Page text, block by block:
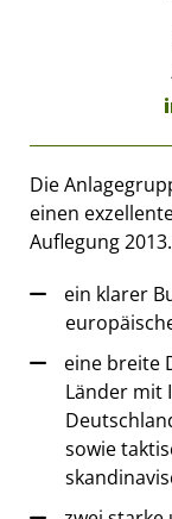
Die
einen
Auflegung
ein klarer
eine breite
Länder mit
sowie